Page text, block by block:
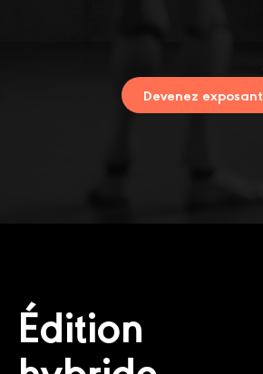
Devenez exposant
Édition